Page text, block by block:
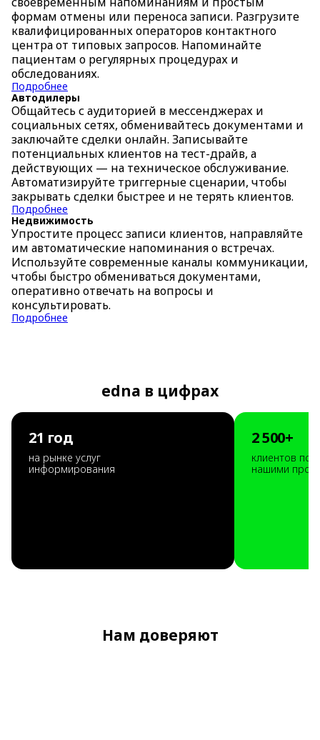
формам отмены или переноса записи. Разгрузите
квалифицированных операторов контактного
центра от типовых запросов. Напоминайте
пациентам о регулярных процедурах и
обследованиях.
Подробнее
Автодилеры
Общайтесь с аудиторией в мессенджерах и
социальных сетях, обменивайтесь документами и
заключайте сделки онлайн. Записывайте
потенциальных клиентов на тест-драйв, а
действующих — на техническое обслуживание.
Автоматизируйте триггерные сценарии, чтобы
закрывать сделки быстрее и не терять клиентов.
Подробнее
Недвижимость
Упростите процесс записи клиентов, направляйте
им автоматические напоминания о встречах.
Используйте современные каналы коммуникации,
чтобы быстро обмениваться документами,
оперативно отвечать на вопросы и
консультировать.
Подробнее
edna в цифрах
21 год
на рынке услуг
информирования
2 500+
клиентов
нашими
Нам доверяют